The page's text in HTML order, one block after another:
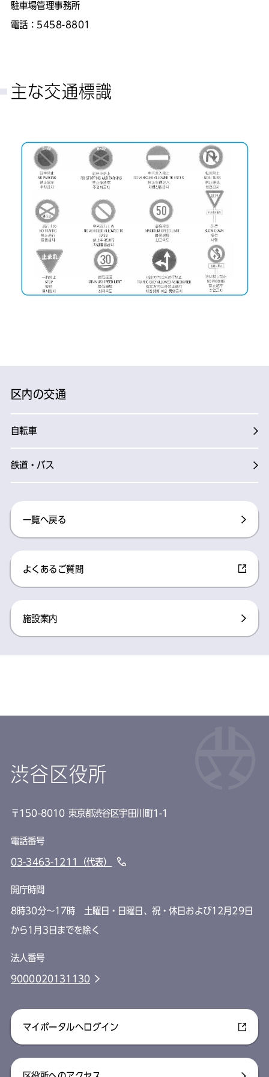
駐車場管理事務所
電話：5458-8801
主な交通標識
区内の交通
自転車
鉄道・バス
一覧へ戻る​
よくあるご質問​
施設案内​
渋谷区役所
〒150-8010 東京都渋谷区宇田川町1-1
電話番号
03-3463-1211（代表）
開庁時間
8時30分～17時 土曜日・日曜日、祝・休日および12月29日
から1月3日までを除く
法人番号
9000020131130
マイポータルへログイン